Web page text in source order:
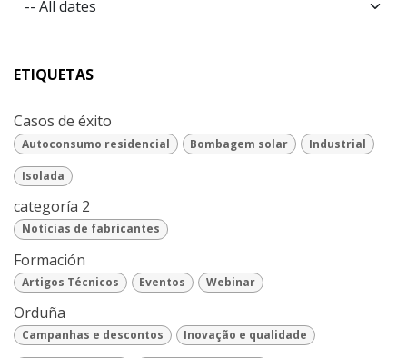
ETIQUETAS
Casos de éxito
Autoconsumo residencial Bombagem solar Industrial
Isolada
categoría 2
Notícias de fabricantes
Formación
Artigos Técnicos Eventos Webinar
Orduña
Campanhas e descontos Inovação e qualidade